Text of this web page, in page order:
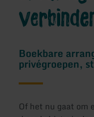
Boekbare
privégroepen,
Of het nu gaat om